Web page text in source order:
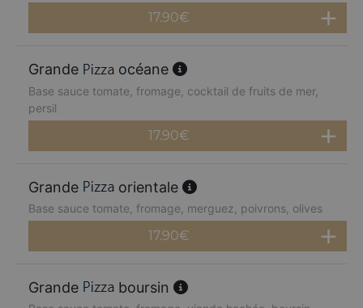
17.90€
Grande océane
Base sauce tomate, fromage, cocktail de fruits de mer,
persil
17.90€
Grande orientale
Base sauce tomate, fromage, merguez, poivrons, olives
17.90€
Grande boursin